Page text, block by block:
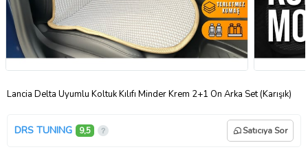
Lancia Delta Uyumlu Koltuk Kılıfı Minder Krem 2+1 Ön Arka Set (Karışık)
DRS TUNING 9,5 Satıcıya Sor